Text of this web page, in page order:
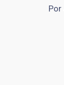
Por